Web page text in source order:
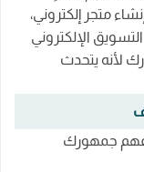
متجر إلكتروني،
الإلكتروني
لأنه يتحدث
فهم جمهورك